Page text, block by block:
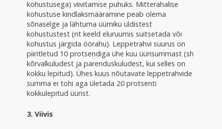
kohustusega) viivitamise puhuks. Mitterahalise
kohustuse kindlaksmääramine peab olema
sõnaselge ja lähtuma üürniku üldistest
kohustustest (nt keeld eluruumis suitsetada või
kohustus järgida öörahu). Leppetrahvi suurus on
piiritletud 10 protsendiga ühe kuu üürisummast (sh
kõrvalkuludest ja parenduskuludest, kui selles on
kokku lepitud). Ühes kuus nõutavate leppetrahvide
summa ei tohi aga ületada 20 protsenti
kokkulepitud üürist.
3. Viivis